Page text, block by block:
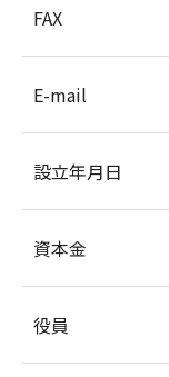
FAX
E-mail
設立年月日
資本金
役員